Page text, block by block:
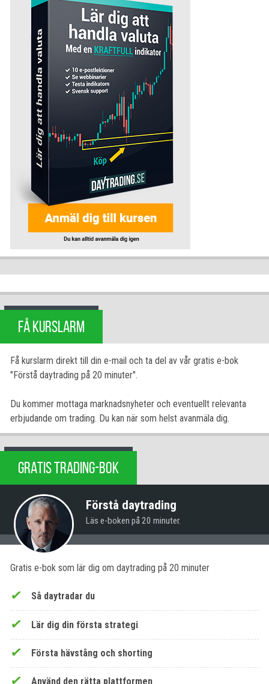
FÅ KURSLARM
Få kurslarm direkt till din e-mail och ta del av vår gratis e-bok
"Förstå daytrading på 20 minuter".
Du kommer mottaga marknadsnyheter och eventuellt relevanta
erbjudande om trading. Du kan när som helst avanmäla dig.
GRATIS TRADING-BOK
Förstå daytrading
Läs e-boken på 20 minuter.
Gratis e-bok som lär dig om daytrading på 20 minuter
Så daytradar du
Lär dig din första strategi
Första hävstång och shorting
Använd den rätta plattformen